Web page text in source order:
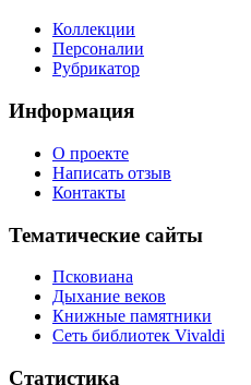
Коллекции
Персоналии
Рубрикатор
Информация
О проекте
Написать отзыв
Контакты
Тематические сайты
Псковиана
Дыхание веков
Книжные памятники
Сеть библиотек Vivaldi
Статистика